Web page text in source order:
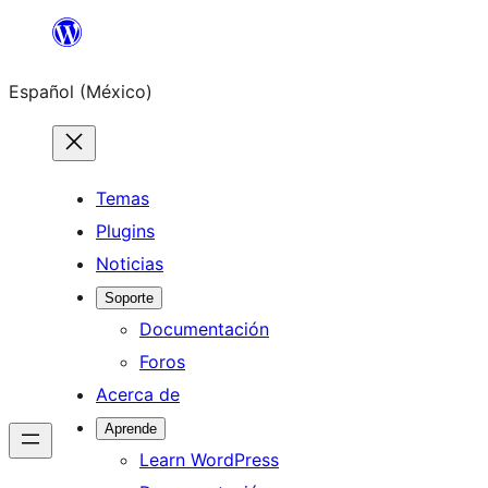
Saltar
contenido
Español (México)
Temas
Plugins
Noticias
Soporte
Documentación
Foros
Acerca de
Aprende
Learn WordPress